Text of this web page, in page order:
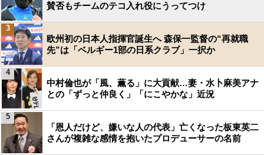
賛否もチームのテコ入れ役にうってつけ
欧州初の日本人指揮官誕生へ 森保一監督の“再就職
先”は「ベルギー1部の日系クラブ」一択か
3
中村倫也が「風、薫る」に大貢献…妻・水卜麻美アナ
との「ずっと仲良く」「にこやかな」近況
4
「恩人だけど、嫌いな人の代表」亡くなった板東英二
さんが複雑な感情を抱いたプロデューサーの名前
5